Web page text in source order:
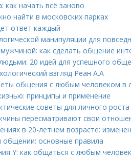
как начать всё заново
найти в московских парках
ответ каждый
манипуляции для
как сделать общение
20 идей для успешного
взгляд Реан А.А
общения с любым человеком в
принципы и применение
советы для личного роста
пересматривают свои
в 20-летнем возрасте:
основные правила
Y: как общаться с любым